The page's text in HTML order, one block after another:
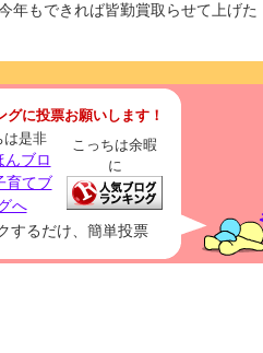
もできれば皆勤賞取らせて上げた
グに投票お願いします！
は是非
こっちは余暇
に
するだけ、簡単投票